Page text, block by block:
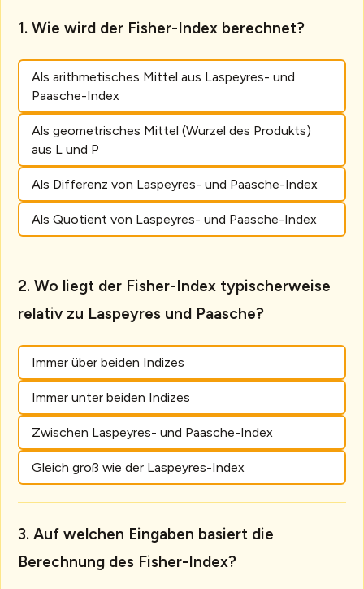
Wie wird der Fisher-Index berechnet?
Als arithmetisches Mittel aus Laspeyres- und
Paasche-Index
Als geometrisches Mittel (Wurzel des Produkts)
aus L und P
Als Differenz von Laspeyres- und Paasche-Index
Als Quotient von Laspeyres- und Paasche-Index
Wo liegt der Fisher-Index typischerweise
relativ zu Laspeyres und Paasche?
Immer über beiden Indizes
Immer unter beiden Indizes
Zwischen Laspeyres- und Paasche-Index
Gleich groß wie der Laspeyres-Index
Auf welchen Eingaben basiert die
Berechnung des Fisher-Index?